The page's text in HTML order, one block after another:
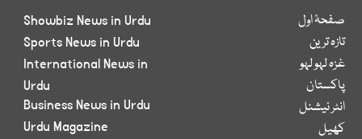
صفحۂ اول
تازہ ترین
غزہ لہو لہو
پاکستان
انٹر نیشنل
کھیل
Showbiz News in Urdu
Sports News in Urdu
International News in
Urdu
Business News in Urdu
Urdu Magazine